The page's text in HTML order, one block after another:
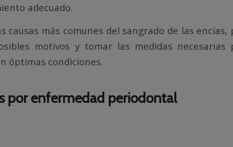
adecuado.
causas más comunes del sangrado de las encías,
motivos y tomar las medidas necesarias
óptimas condiciones.
por enfermedad periodontal